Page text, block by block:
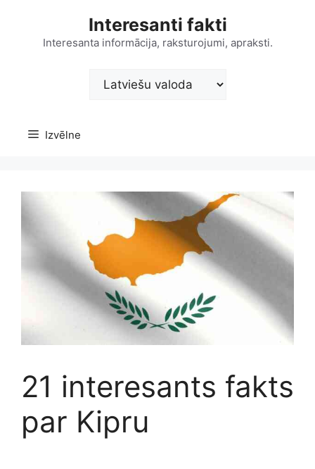
Interesanti fakti
Interesanta informācija, raksturojumi, apraksti.
Choose
Izvēlne
21 interesants fakts
par Kipru